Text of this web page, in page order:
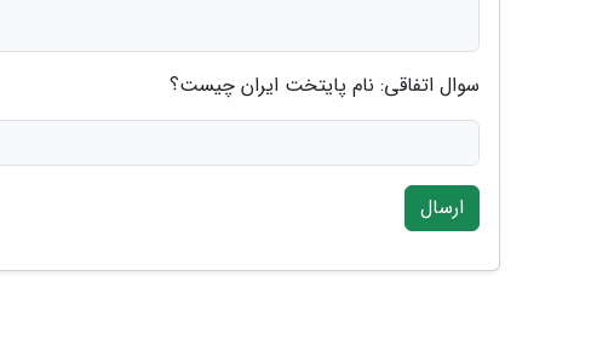
سوال اتفاقی: نام پایتخت ایران چیست؟
ارسال